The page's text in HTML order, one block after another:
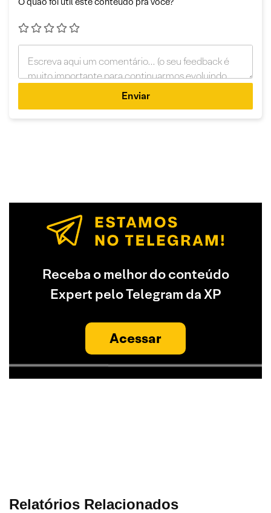
Enviar
Receba o melhor do conteúdo
Expert pelo Telegram da XP
Acessar
Relatórios Relacionados